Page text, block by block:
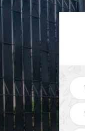
Installation de clôture
37